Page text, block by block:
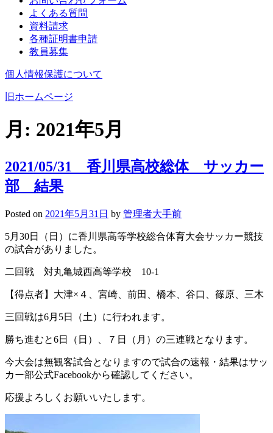
よくある質問
資料請求
各種証明書申請
教員募集
個人情報保護について
旧ホームページ
月: 2021年5月
2021/05/31 香川県高校総体 サッカー
部 結果
Posted on 2021年5月31日 by 管理者大手前
5月30日（日）に香川県高等学校総合体育大会サッカー競技
の試合がありました。
二回戦 対丸亀城西高等学校 10-1
【得点者】大津×４、宮崎、前田、橋本、谷口、篠原、三木
三回戦は6月5日（土）に行われます。
勝ち進むと6日（日）、７日（月）の三連戦となります。
今大会は無観客試合となりますので試合の速報・結果はサッ
カー部公式Facebookから確認してください。
応援よろしくお願いいたします。